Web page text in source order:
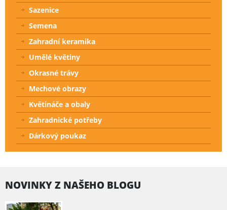
Sazenice
Semena
Zahradní keramika
Umělé květiny
Okrasné trávy
Mechové obrazy
Květináče a obaly
Zahradnické potřeby
Dárkový poukaz
NOVINKY Z NAŠEHO BLOGU